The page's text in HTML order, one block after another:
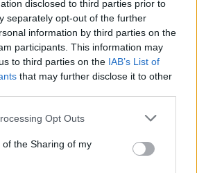
disclosed to third parties prior to
separately opt-out of the further
information by third parties on the
participants. This information may
to third parties on the IAB’s List of
that may further disclose it to other
Opt Outs
the Sharing of my